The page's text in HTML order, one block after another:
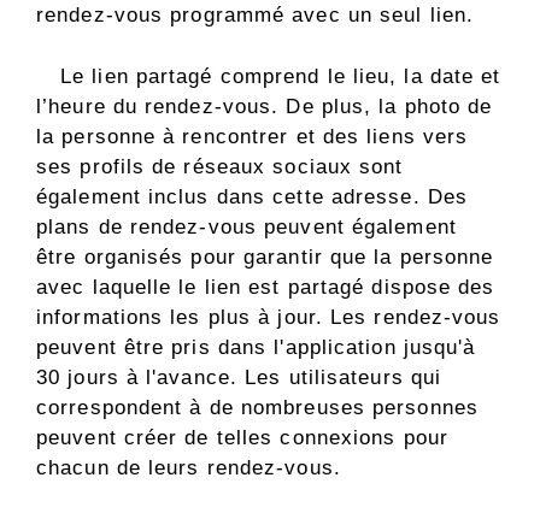
rendez-vous programmé avec un seul lien.
Le lien partagé comprend le lieu, la date et
l’heure du rendez-vous. De plus, la photo de
la personne à rencontrer et des liens vers
ses profils de réseaux sociaux sont
également inclus dans cette adresse. Des
plans de rendez-vous peuvent également
être organisés pour garantir que la personne
avec laquelle le lien est partagé dispose des
informations les plus à jour. Les rendez-vous
peuvent être pris dans l'application jusqu'à
30 jours à l'avance. Les utilisateurs qui
correspondent à de nombreuses personnes
peuvent créer de telles connexions pour
chacun de leurs rendez-vous.